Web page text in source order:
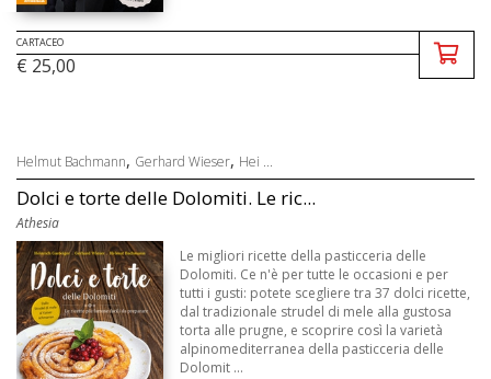
CARTACEO
€ 25,00
Helmut Bachmann, Gerhard Wieser, Hei ...
Dolci e torte delle Dolomiti. Le ric...
Athesia
Le migliori ricette della pasticceria delle
Dolomiti. Ce n'è per tutte le occasioni e per
tutti i gusti: potete scegliere tra 37 dolci ricette,
dal tradizionale strudel di mele alla gustosa
torta alle prugne, e scoprire così la varietà
alpinomediterranea della pasticceria delle
Dolomit ...